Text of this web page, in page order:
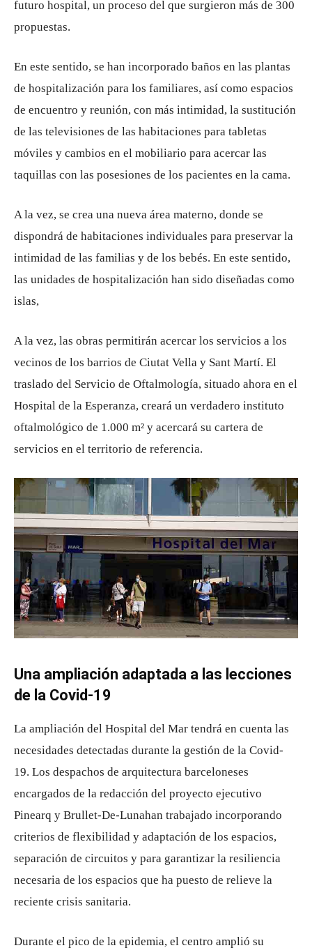
futuro hospital, un proceso del que surgieron más de 300
propuestas.
En este sentido, se han incorporado baños en las plantas
de hospitalización para los familiares, así como espacios
de encuentro y reunión, con más intimidad, la sustitución
de las televisiones de las habitaciones para tabletas
móviles y cambios en el mobiliario para acercar las
taquillas con las posesiones de los pacientes en la cama.
A la vez, se crea una nueva área materno, donde se
dispondrá de habitaciones individuales para preservar la
intimidad de las familias y de los bebés. En este sentido,
las unidades de hospitalización han sido diseñadas como
islas,
A la vez, las obras permitirán acercar los servicios a los
vecinos de los barrios de Ciutat Vella y Sant Martí. El
traslado del Servicio de Oftalmología, situado ahora en el
Hospital de la Esperanza, creará un verdadero instituto
oftalmológico de 1.000 m² y acercará su cartera de
servicios en el territorio de referencia.
Una ampliación adaptada a las lecciones
de la Covid-19
La ampliación del Hospital del Mar tendrá en cuenta las
necesidades detectadas durante la gestión de la Covid-
19. Los despachos de arquitectura barceloneses
encargados de la redacción del proyecto ejecutivo
Pinearq y Brullet-De-Lunahan trabajado incorporando
criterios de flexibilidad y adaptación de los espacios,
separación de circuitos y para garantizar la resiliencia
necesaria de los espacios que ha puesto de relieve la
reciente crisis sanitaria.
Durante el pico de la epidemia, el centro amplió su